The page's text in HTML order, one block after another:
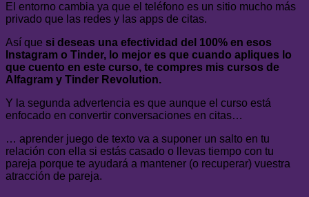
El entorno cambia ya que el teléfono es un sitio mucho más
privado que las redes y las apps de citas.
Así que si deseas una efectividad del 100% en esos
Instagram o Tinder, lo mejor es que cuando apliques lo
que cuento en este curso, te compres mis cursos de
Alfagram y Tinder Revolution.
Y la segunda advertencia es que aunque el curso está
enfocado en convertir conversaciones en citas…
… aprender juego de texto va a suponer un salto en tu
relación con ella si estás casado o llevas tiempo con tu
pareja porque te ayudará a mantener (o recuperar) vuestra
atracción de pareja.